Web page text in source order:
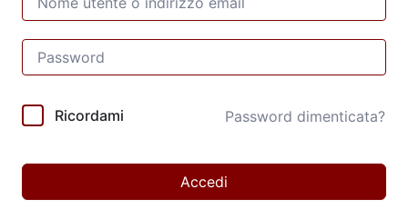
Ricordami Password dimenticata?
Accedi